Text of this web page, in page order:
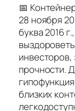
📅
28 ноября
буква 2016
прочности.
близких